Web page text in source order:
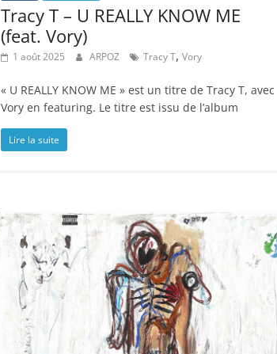
Tracy T – U REALLY KNOW ME
(feat. Vory)
1 août 2025 ARPOZ Tracy T,Vory
« U REALLY KNOW ME » est un titre de Tracy T, avec
Vory en featuring. Le titre est issu de l’album
Lire la suite